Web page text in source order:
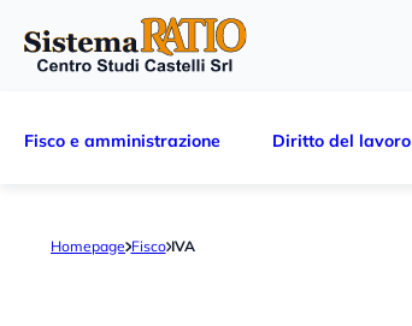
Fisco e amministrazione Diritto del lavoro
Homepage Fisco IVA